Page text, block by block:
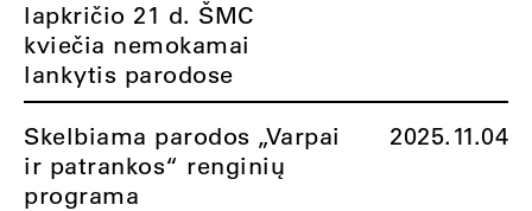
lapkričio 21 d. ŠMC
kviečia nemokamai
lankytis parodose
Skelbiama parodos „Varpai
ir patrankos“ renginių
programa
2025.11.04